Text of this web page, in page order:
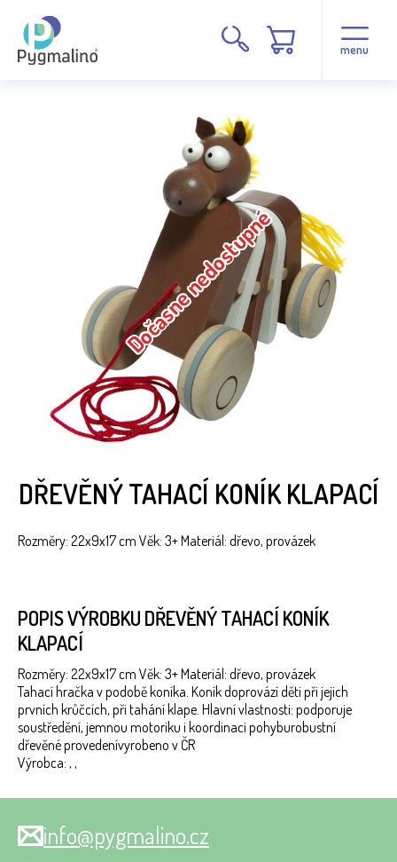
menu
Dočasne nedostupné
DŘEVĚNÝ TAHACÍ KONÍK KLAPACÍ
Rozměry: 22x9x17 cm Věk: 3+ Materiál: dřevo, provázek
POPIS VÝROBKU DŘEVĚNÝ TAHACÍ KONÍK
KLAPACÍ
Rozměry: 22x9x17 cm Věk: 3+ Materiál: dřevo, provázek
Tahací hračka v podobě koníka. Koník doprovází děti při jejich
prvních krůčcích, při tahání klape. Hlavní vlastnosti: podporuje
soustředění, jemnou motoriku i koordinaci pohyburobustní
dřevěné provedenívyrobeno v ČR
Výrobca: , ,
info@pygmalino.cz